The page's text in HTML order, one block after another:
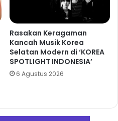
Rasakan Keragaman
Kancah Musik Korea
Selatan Modern di ‘KOREA
SPOTLIGHT INDONESIA’
6 Agustus 2026